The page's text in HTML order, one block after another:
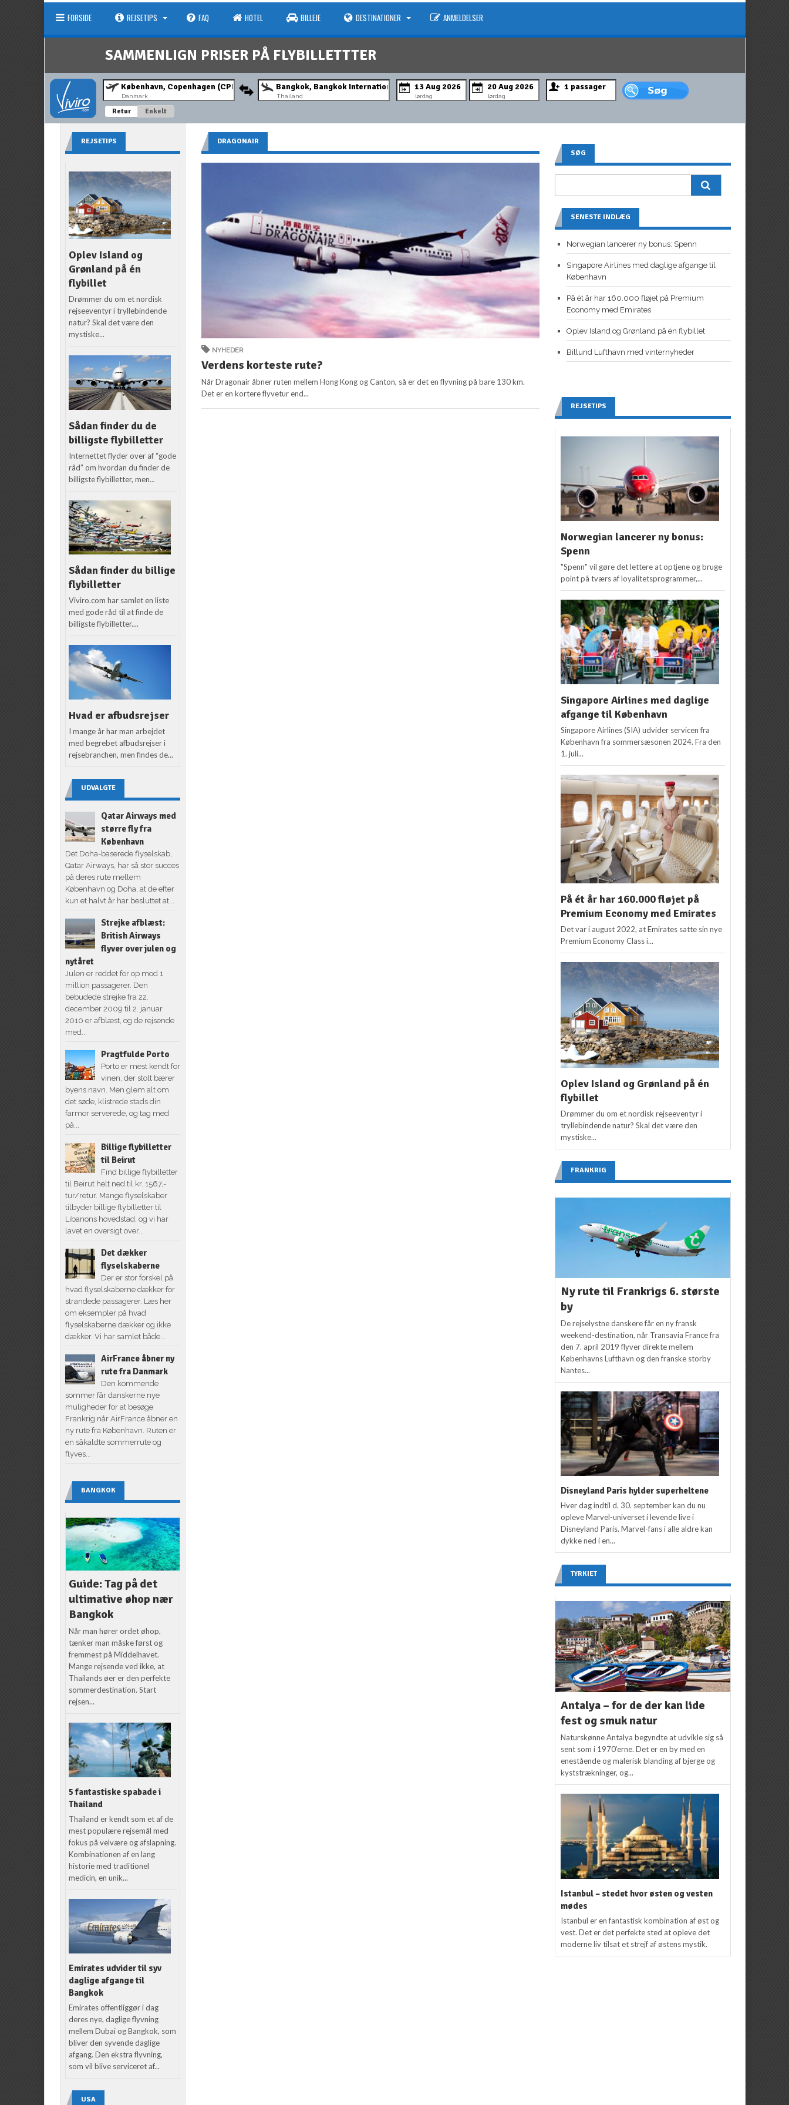
FORSIDE REJSETIPS FAQ HOTEL BILLEJE DESTINATIONER ANMELDELSER
SAMMENLIGN PRISER PÅ FLYBILLETTTER
Danmark Thailand lørdag lørdag
Retur Enkelt
DRAGONAIR
NYHEDER
Verdens korteste rute?
Når Dragonair åbner ruten mellem Hong Kong og Canton, så er det en flyvning på bare 130 km.
Det er en kortere flyvetur end...
REJSETIPS
Oplev Island og
Grønland på én
flybillet
Drømmer du om et nordisk
rejseeventyr i tryllebindende
natur? Skal det være den
mystiske...
Sådan finder du de
billigste flybilletter
Internettet flyder over af “gode
råd” om hvordan du finder de
billigste flybilletter, men...
Sådan finder du billige
flybilletter
Viviro.com har samlet en liste
med gode råd til at finde de
billigste flybilletter....
Hvad er afbudsrejser
I mange år har man arbejdet
med begrebet afbudsrejser i
rejsebranchen, men findes de...
UDVALGTE
Qatar Airways med
større fly fra
København
Det Doha-baserede flyselskab,
Qatar Airways, har så stor succes
på deres rute mellem
København og Doha, at de efter
kun et halvt år har besluttet at...
Strejke afblæst:
British Airways
flyver over julen og
nytåret
Julen er reddet for op mod 1
million passagerer. Den
bebudede strejke fra 22.
december 2009 til 2. januar
2010 er afblæst, og de rejsende
med...
Pragtfulde Porto
Porto er mest kendt for
vinen, der stolt bærer
byens navn. Men glem alt om
det søde, klistrede stads din
farmor serverede, og tag med
på...
Billige flybilletter
til Beirut
Find billige flybilletter
til Beirut helt ned til kr. 1567,-
tur/retur. Mange flyselskaber
tilbyder billige flybilletter til
Libanons hovedstad, og vi har
lavet en oversigt over...
Det dækker
flyselskaberne
Der er stor forskel på
hvad flyselskaberne dækker for
strandede passagerer. Læs her
om eksempler på hvad
flyselskaberne dækker og ikke
dækker. Vi har samlet både...
AirFrance åbner ny
rute fra Danmark
Den kommende
sommer får danskerne nye
muligheder for at besøge
Frankrig når AirFrance åbner en
ny rute fra København. Ruten er
en såkaldte sommerrute og
flyves...
BANGKOK
Guide: Tag på det
ultimative øhop nær
Bangkok
Når man hører ordet øhop,
tænker man måske først og
fremmest på Middelhavet.
Mange rejsende ved ikke, at
Thailands øer er den perfekte
sommerdestination. Start
rejsen...
5 fantastiske spabade i
Thailand
Thailand er kendt som et af de
mest populære rejsemål med
fokus på velvære og afslapning.
Kombinationen af en lang
historie med traditionel
medicin, en unik...
Emirates udvider til syv
daglige afgange til
Bangkok
Emirates offentliggør i dag
deres nye, daglige flyvning
mellem Dubai og Bangkok, som
bliver den syvende daglige
afgang. Den ekstra flyvning,
som vil blive serviceret af...
USA
SØG
SENESTE INDLÆG
Norwegian lancerer ny bonus: Spenn
Singapore Airlines med daglige afgange til
København
På ét år har 160.000 fløjet på Premium
Economy med Emirates
Oplev Island og Grønland på én flybillet
Billund Lufthavn med vinternyheder
REJSETIPS
Norwegian lancerer ny bonus:
Spenn
"Spenn" vil gøre det lettere at optjene og bruge
point på tværs af loyalitetsprogrammer,...
Singapore Airlines med daglige
afgange til København
Singapore Airlines (SIA) udvider servicen fra
København fra sommersæsonen 2024. Fra den
1. juli...
På ét år har 160.000 fløjet på
Premium Economy med Emirates
Det var i august 2022, at Emirates satte sin nye
Premium Economy Class i...
Oplev Island og Grønland på én
flybillet
Drømmer du om et nordisk rejseeventyr i
tryllebindende natur? Skal det være den
mystiske...
FRANKRIG
Ny rute til Frankrigs 6. største
by
De rejselystne danskere får en ny fransk
weekend-destination, når Transavia France fra
den 7. april 2019 flyver direkte mellem
Københavns Lufthavn og den franske storby
Nantes...
Disneyland Paris hylder superheltene
Hver dag indtil d. 30. september kan du nu
opleve Marvel-universet i levende live i
Disneyland Paris. Marvel-fans i alle aldre kan
dykke ned i en...
TYRKIET
Antalya – for de der kan lide
fest og smuk natur
Naturskønne Antalya begyndte at udvikle sig så
sent som i 1970’erne. Det er en by med en
enestående og malerisk blanding af bjerge og
kyststrækninger, og...
Istanbul – stedet hvor østen og vesten
mødes
Istanbul er en fantastisk kombination af øst og
vest. Det er det perfekte sted at opleve det
moderne liv tilsat et strejf af østens mystik.